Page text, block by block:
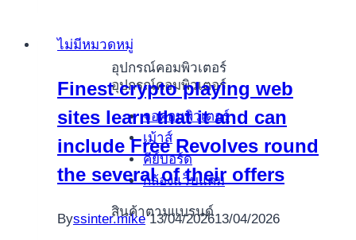
อุปกรณ์คอมพิวเตอร์
อุปกรณ์คอมพิวเตอร์
จอคอมพิวเตอร์
เม้าส์
คีย์บอร์ด
กล้องแว็บแคม
สินค้าตามแบรนด์
Gebührenfrei
die
Sharky
Slot
Maschine
Aufführen
ไม่มีหมวดหมู่
Finest crypto playing web
sites learn that it and can
include Free Revolves round
the several of their offers
Byssinter.mike 13/04/202613/04/2026